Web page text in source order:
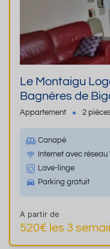
Le Montaigu
Bagnères de
Appartement 2
Canapé
Internet avec réseau
Lave-linge
Parking gratuit
A partir de
520€ les 3